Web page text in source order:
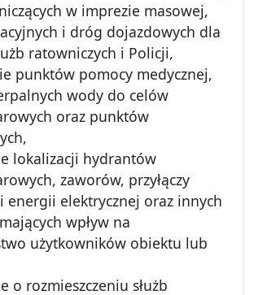
w imprezie masowej,
i dróg dojazdowych dla
ratowniczych i Policji,
punktów pomocy medycznej,
wody do celów
oraz punktów
lokalizacji hydrantów
zaworów, przyłączy
energii elektrycznej oraz innych
wpływ na
użytkowników obiektu lub
o rozmieszczeniu służb